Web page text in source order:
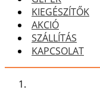
KIEGÉSZÍTŐK
AKCIÓ
SZÁLLÍTÁS
KAPCSOLAT